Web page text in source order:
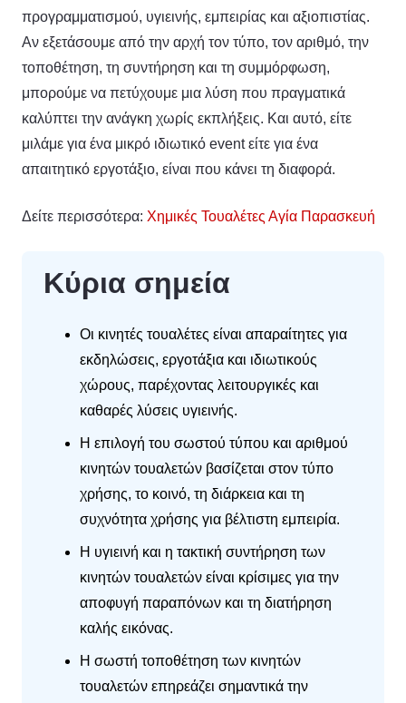
προγραμματισμού, υγιεινής, εμπειρίας και αξιοπιστίας.
Αν εξετάσουμε από την αρχή τον τύπο, τον αριθμό, την
τοποθέτηση, τη συντήρηση και τη συμμόρφωση,
μπορούμε να πετύχουμε μια λύση που πραγματικά
καλύπτει την ανάγκη χωρίς εκπλήξεις. Και αυτό, είτε
μιλάμε για ένα μικρό ιδιωτικό event είτε για ένα
απαιτητικό εργοτάξιο, είναι που κάνει τη διαφορά.
Δείτε περισσότερα: Χημικές Τουαλέτες Αγία Παρασκευή
Κύρια σημεία
Οι κινητές τουαλέτες είναι απαραίτητες για
εκδηλώσεις, εργοτάξια και ιδιωτικούς
χώρους, παρέχοντας λειτουργικές και
καθαρές λύσεις υγιεινής.
Η επιλογή του σωστού τύπου και αριθμού
κινητών τουαλετών βασίζεται στον τύπο
χρήσης, το κοινό, τη διάρκεια και τη
συχνότητα χρήσης για βέλτιστη εμπειρία.
Η υγιεινή και η τακτική συντήρηση των
κινητών τουαλετών είναι κρίσιμες για την
αποφυγή παραπόνων και τη διατήρηση
καλής εικόνας.
Η σωστή τοποθέτηση των κινητών
τουαλετών επηρεάζει σημαντικά την